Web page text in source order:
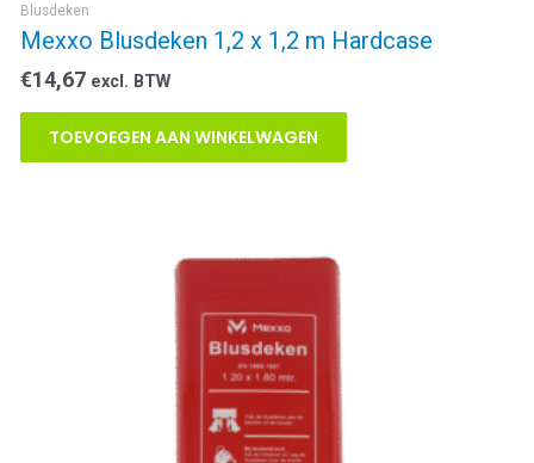
Blusdeken
Mexxo Blusdeken 1,2 x 1,2 m Hardcase
€14,67 excl. BTW
TOEVOEGEN AAN WINKELWAGEN